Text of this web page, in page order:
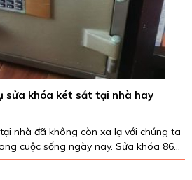
sửa khóa két sắt tại nhà hay
nhà đã không còn xa lạ với chúng ta
cuộc sống ngày nay. Sửa khóa 868
bạn...